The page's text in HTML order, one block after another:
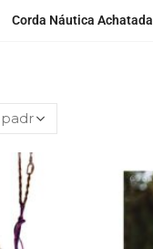
Corda Náutica Achatada